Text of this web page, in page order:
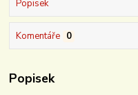
Popisek
Komentáře 0
Popisek